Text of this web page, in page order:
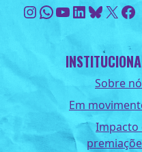
Instagram
WhatsApp
Youtube
LinkedIn
Bluesky
X
Sobre
Em
Impacto